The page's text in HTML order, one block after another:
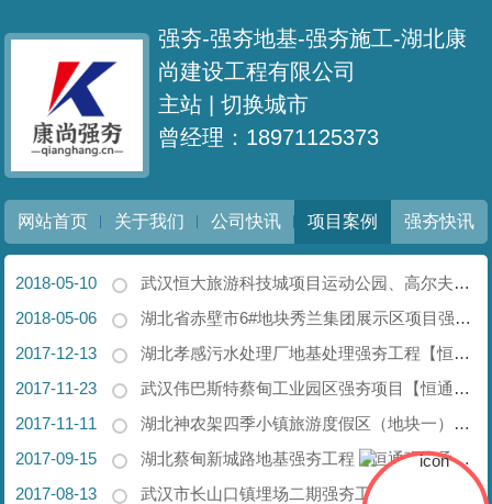
强夯-强夯地基-强夯施工-湖北康
尚建设工程有限公司
主站 |切换城市
曾经理：18971125373
网站首页 关于我们 公司快讯 项目案例 强夯快讯
2018-05-10
武汉恒大旅游科技城项目运动公园、高尔夫训练场地基强夯工程【恒通强夯承建】
2018-05-06
湖北省赤壁市6#地块秀兰集团展示区项目强夯地基处理工程项目【恒通强夯承建】
2017-12-13
湖北孝感污水处理厂地基处理强夯工程【恒通强夯承建】
2017-11-23
武汉伟巴斯特蔡甸工业园区强夯项目【恒通强夯承建】
2017-11-11
湖北神农架四季小镇旅游度假区（地块一）强夯项目【恒通强夯承建】
2017-09-15
湖北蔡甸新城路地基强夯工程【恒通强夯承建】
2017-08-13
武汉市长山口镇埋场二期强夯工程【恒通强夯承建】